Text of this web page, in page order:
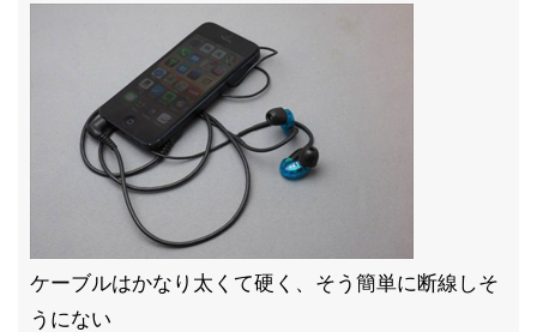
ケーブルはかなり太くて硬く、そう簡単に断線しそ
うにない